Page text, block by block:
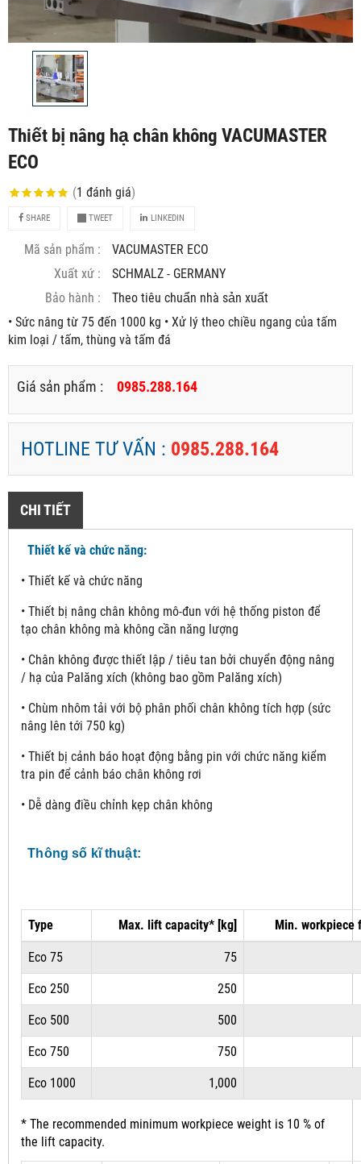
Thiết bị nâng hạ chân không VACUMASTER
ECO
(1 đánh giá)
SHARE TWEET LINKEDIN
Mã sản phẩm :
VACUMASTER ECO
Xuất xứ :
SCHMALZ - GERMANY
Bảo hành :
Theo tiêu chuẩn nhà sản xuất
• Sức nâng từ 75 đến 1000 kg • Xử lý theo chiều ngang của tấm
kim loại / tấm, thùng và tấm đá
Giá sản phẩm : 0985.288.164
HOTLINE TƯ VẤN : 0985.288.164
CHI TIẾT
Thiết kế và chức năng:
• Thiết kế và chức năng
• Thiết bị nâng chân không mô-đun với hệ thống piston để
tạo chân không mà không cần năng lượng
• Chân không được thiết lập / tiêu tan bởi chuyển động nâng
/ hạ của Palăng xích (không bao gồm Palăng xích)
• Chùm nhôm tải với bộ phân phối chân không tích hợp (sức
nâng lên tới 750 kg)
• Thiết bị cảnh báo hoạt động bằng pin với chức năng kiểm
tra pin để cảnh báo chân không rơi
• Dễ dàng điều chỉnh kẹp chân không
Thông số kĩ thuật:
Type Max. lift capacity* [kg] Min. workpiece
Eco 75 75
Eco 250 250
Eco 500 500
Eco 750 750
Eco 1000 1,000
* The recommended minimum workpiece weight is 10 % of
the lift capacity.